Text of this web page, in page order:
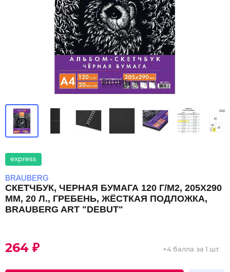
express
BRAUBERG
СКЕТЧБУК, ЧЕРНАЯ БУМАГА 120 Г/М2, 205Х290
ММ, 20 Л., ГРЕБЕНЬ, ЖЁСТКАЯ ПОДЛОЖКА,
BRAUBERG ART "DEBUT"
264 ₽ +4 балла за 1 шт.